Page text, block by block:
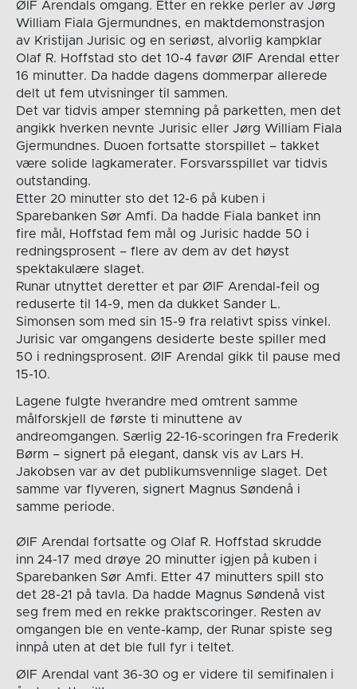
ØIF Arendals omgang. Etter en rekke perler av Jørg
William Fiala Gjermundnes, en maktdemonstrasjon
av Kristijan Jurisic og en seriøst, alvorlig kampklar
Olaf R. Hoffstad sto det 10-4 favør ØIF Arendal etter
16 minutter. Da hadde dagens dommerpar allerede
delt ut fem utvisninger til sammen.
Det var tidvis amper stemning på parketten, men det
angikk hverken nevnte Jurisic eller Jørg William Fiala
Gjermundnes. Duoen fortsatte storspillet – takket
være solide lagkamerater. Forsvarsspillet var tidvis
outstanding.
Etter 20 minutter sto det 12-6 på kuben i
Sparebanken Sør Amfi. Da hadde Fiala banket inn
fire mål, Hoffstad fem mål og Jurisic hadde 50 i
redningsprosent – flere av dem av det høyst
spektakulære slaget.
Runar utnyttet deretter et par ØIF Arendal-feil og
reduserte til 14-9, men da dukket Sander L.
Simonsen som med sin 15-9 fra relativt spiss vinkel.
Jurisic var omgangens desiderte beste spiller med
50 i redningsprosent. ØIF Arendal gikk til pause med
15-10.
Lagene fulgte hverandre med omtrent samme
målforskjell de første ti minuttene av
andreomgangen. Særlig 22-16-scoringen fra Frederik
Børm – signert på elegant, dansk vis av Lars H.
Jakobsen var av det publikumsvennlige slaget. Det
samme var flyveren, signert Magnus Søndenå i
samme periode.
ØIF Arendal fortsatte og Olaf R. Hoffstad skrudde
inn 24-17 med drøye 20 minutter igjen på kuben i
Sparebanken Sør Amfi. Etter 47 minutters spill sto
det 28-21 på tavla. Da hadde Magnus Søndenå vist
seg frem med en rekke praktscoringer. Resten av
omgangen ble en vente-kamp, der Runar spiste seg
innpå uten at det ble full fyr i teltet.
ØIF Arendal vant 36-30 og er videre til semifinalen i